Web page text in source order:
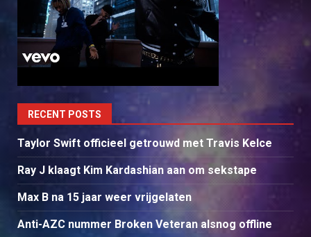
RECENT POSTS
Taylor Swift officieel getrouwd met Travis Kelce
Ray J klaagt Kim Kardashian aan om sekstape
Max B na 15 jaar weer vrijgelaten
Anti-AZC nummer Broken Veteran alsnog offline